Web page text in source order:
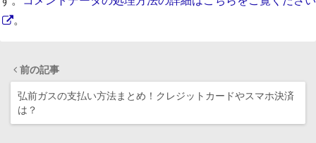
。
前の記事
弘前ガスの支払い方法まとめ！クレジットカードやスマホ決済
は？